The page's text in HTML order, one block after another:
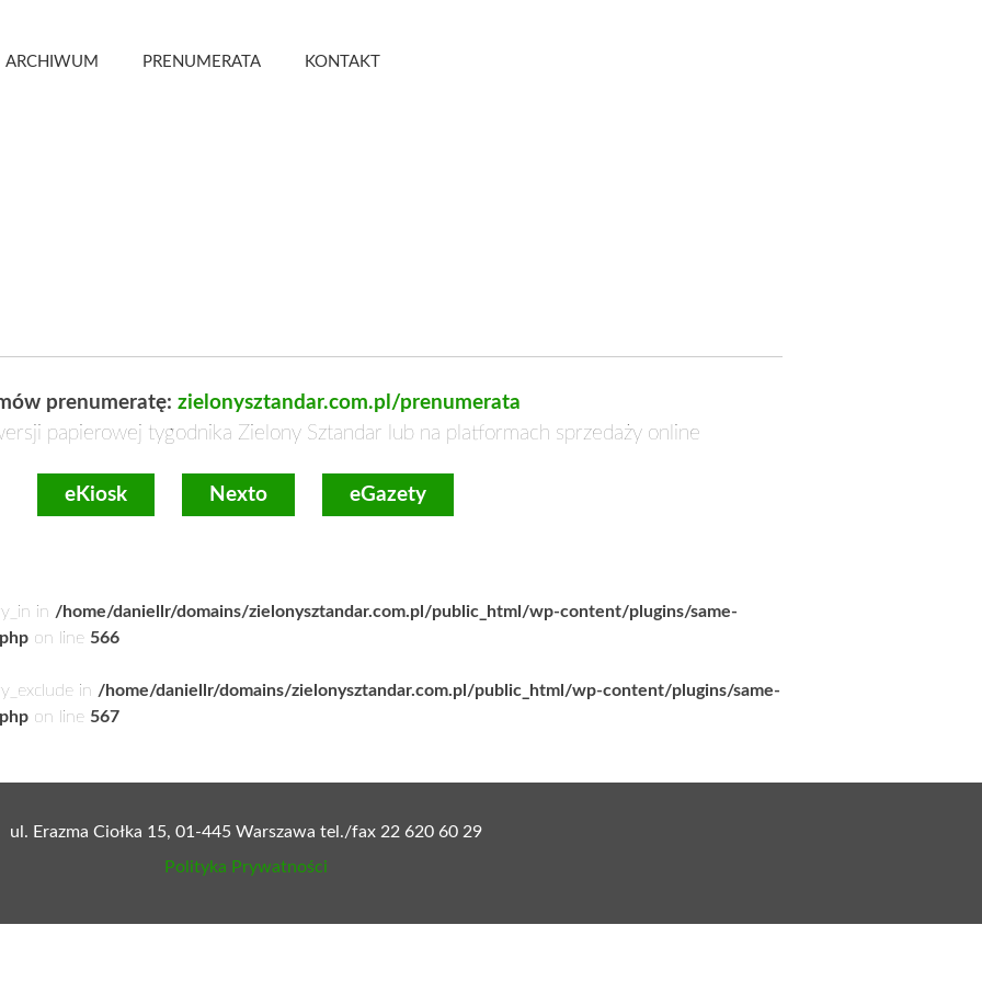
ARCHIWUM PRENUMERATA KONTAKT
prenumeratę: zielonysztandar.com.pl/prenumerata
papierowej tygodnika Zielony Sztandar lub na platformach sprzedaży online
eKiosk Nexto eGazety
in /home/daniellr/domains/zielonysztandar.com.pl/public_html/wp-content/plugins/same-
on line 566
in /home/daniellr/domains/zielonysztandar.com.pl/public_html/wp-content/plugins/same-
on line 567
ul. Erazma Ciołka 15, 01-445 Warszawa tel./fax 22 620 60 29
Polityka Prywatności